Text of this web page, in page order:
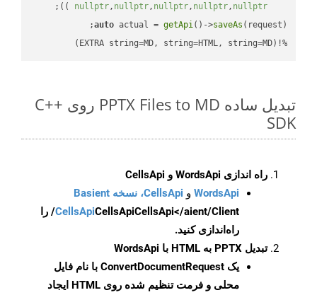
nullptr, nullptr, nullptr, nullptr, nullptr
))
;
auto actual = getApi()->saveAs
%!(EXTRA string=MD, string=HTML, string=MD)
تبدیل ساده PPTX Files to MD روی C++
SDK
راه اندازی WordsApi و CellsApi
WordsApi و CellsApi، نسخه Basient
CellsApiCellsApi
CellsApi</aient/Client/ را
راه‌اندازی کنید.
تبدیل PPTX به HTML با WordsApi
یک ConvertDocumentRequest با نام فایل
محلی و فرمت تنظیم شده روی HTML ایجاد